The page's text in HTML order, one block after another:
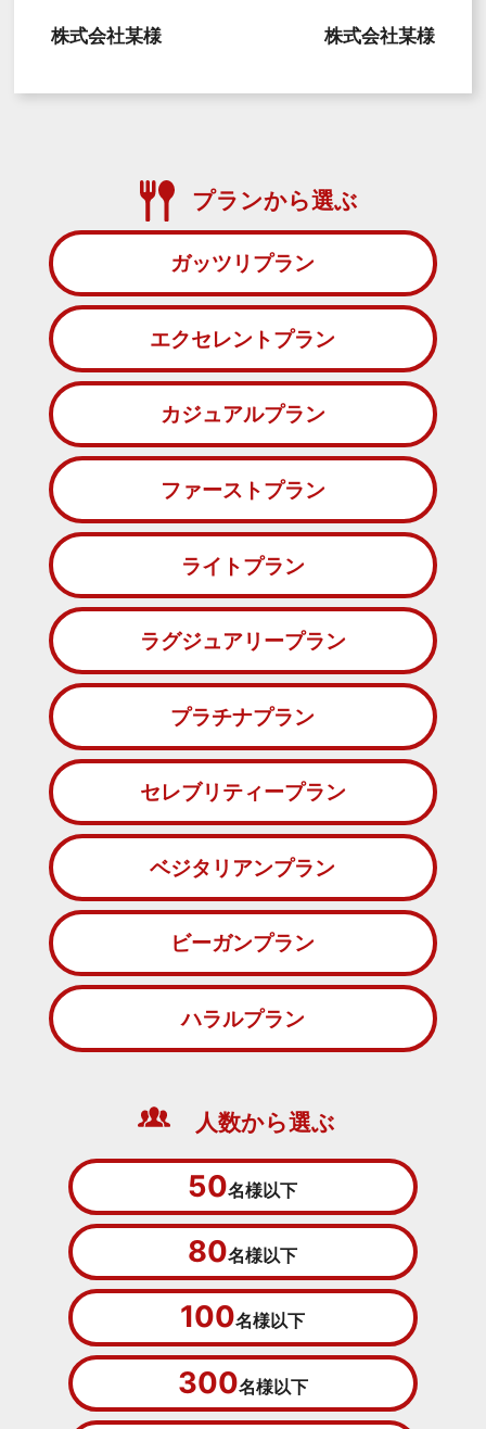
株式会社某様 株式会社某様
プランから選ぶ
ガッツリプラン
エクセレントプラン
カジュアルプラン
ファーストプラン
ライトプラン
ラグジュアリープラン
プラチナプラン
セレブリティープラン
ベジタリアンプラン
ビーガンプラン
ハラルプラン
人数から選ぶ
50名様以下
80名様以下
100名様以下
300名様以下